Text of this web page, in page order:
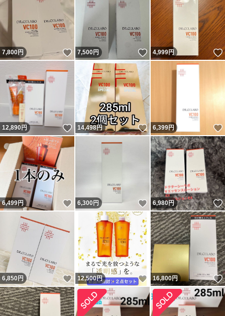
7,800円 いいね！
7,500円 いいね！
4,999円
12,890円 いいね！
14,498円 いいね！
6,399円
6,499円 いいね！
6,300円 いいね！
6,980円
6,850円 いいね！
12,500円 いいね！
16,800円